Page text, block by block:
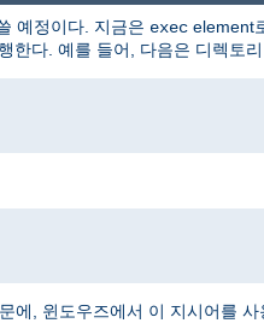
예정이다. 지금은 exec element
한다. 예를 들어, 다음은 디렉토
에, 윈도우즈에서 이 지시어를